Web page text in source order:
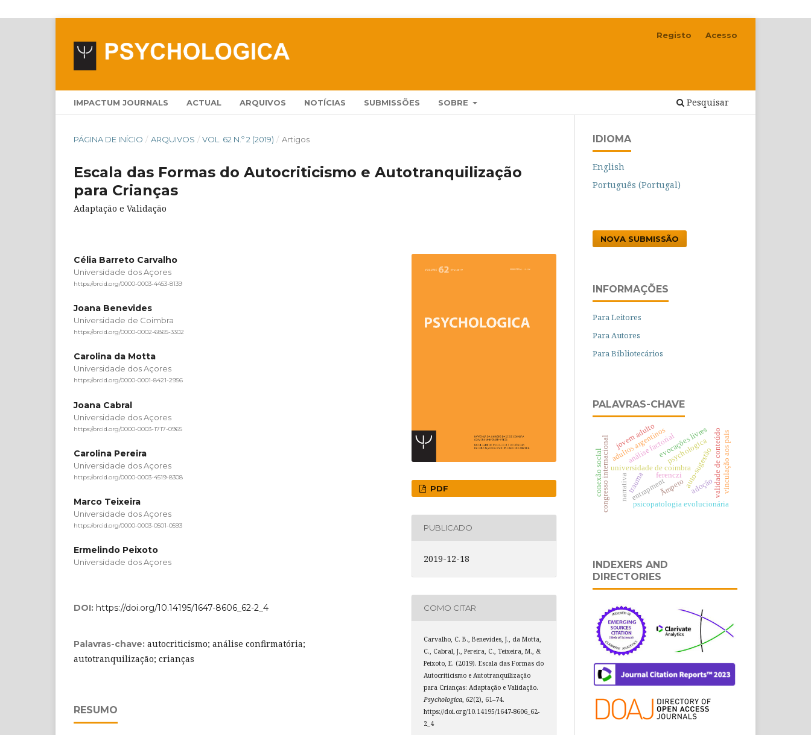
IMPACTUM JOURNALS ACTUAL ARQUIVOS NOTÍCIAS SUBMISSÕES SOBRE Pesquisar
Registo Acesso
PÁGINA DE INÍCIO / ARQUIVOS / VOL. 62 N.º 2 (2019) / Artigos
Escala das Formas do Autocriticismo e Autotranquilização
para Crianças
Adaptação e Validação
Célia Barreto Carvalho
Universidade dos Açores
https://orcid.org/0000-0003-4453-8139
Joana Benevides
Universidade de Coimbra
https://orcid.org/0000-0002-6865-3302
Carolina da Motta
Universidade dos Açores
https://orcid.org/0000-0001-8421-2956
Joana Cabral
Universidade dos Açores
https://orcid.org/0000-0003-1717-0965
Carolina Pereira
Universidade dos Açores
https://orcid.org/0000-0003-4519-8308
Marco Teixeira
Universidade dos Açores
https://orcid.org/0000-0003-0501-0593
Ermelindo Peixoto
Universidade dos Açores
DOI: https://doi.org/10.14195/1647-8606_62-2_4
Palavras-chave: autocriticismo; análise confirmatória;
autotranquilização; crianças
RESUMO
PDF
PUBLICADO
2019-12-18
COMO CITAR
Carvalho, C. B., Benevides, J., da Motta,
C., Cabral, J., Pereira, C., Teixeira, M., &
Peixoto, E. (2019). Escala das Formas do
Autocriticismo e Autotranquilização
para Crianças: Adaptação e Validação.
Psychologica,62(2), 61–74.
https://doi.org/10.14195/1647-8606_62-
2_4
IDIOMA
English
Português (Portugal)
NOVA SUBMISSÃO
INFORMAÇÕES
Para Leitores
Para Autores
Para Bibliotecários
PALAVRAS-CHAVE
auto-sugestão
universidade de coimbra
psychologica
análise factorial
narrativaentrapment
psicopatologia evolucionária
evocações livres
congresso internacional validade de conteúdo
conexão social
adultos argentinos vinculação aos pais
jovem adulto
ferenczi
trauma Ãmpeto adoção
INDEXERS AND
DIRECTORIES